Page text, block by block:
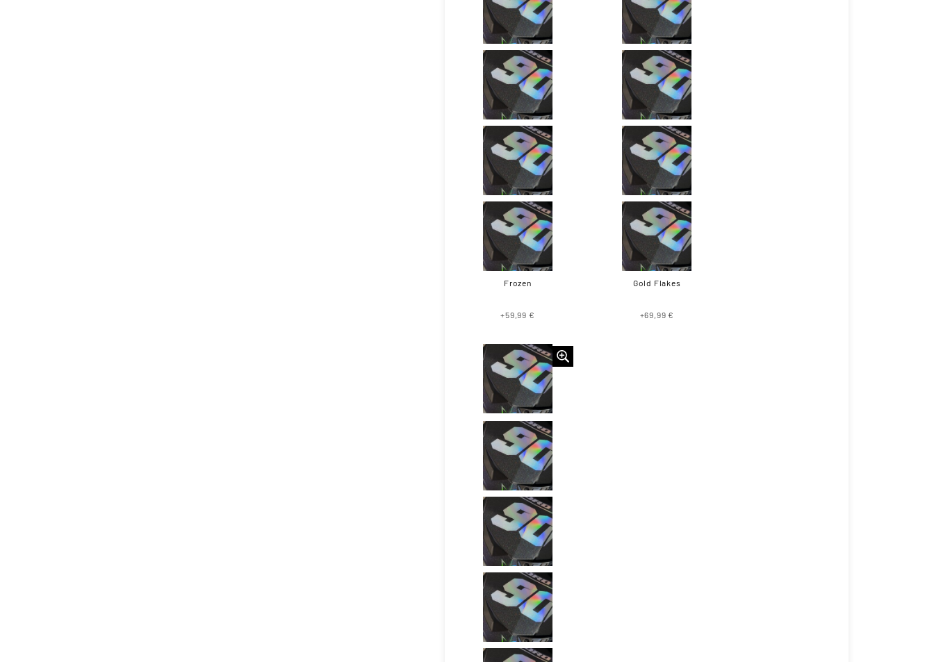
Frozen
+59,99 €
Gold Flakes
+69,99 €